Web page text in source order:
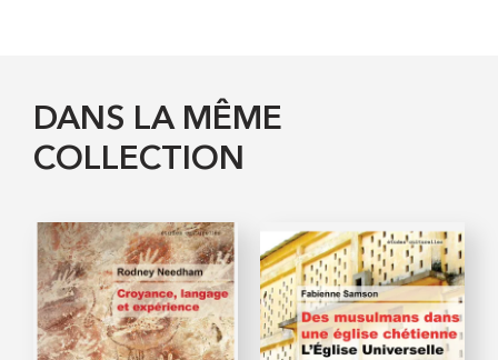
DANS LA MÊME
COLLECTION